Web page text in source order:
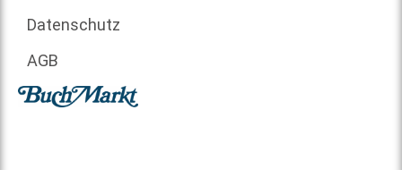
Datenschutz
AGB